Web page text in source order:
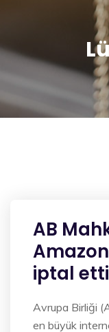
AB
iptal etti
Avrupa Birliği
en büyük